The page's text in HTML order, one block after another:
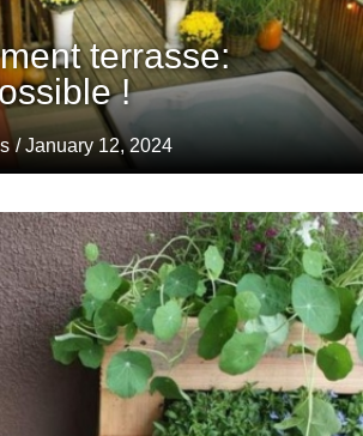
terrasse:
!
/ January 12, 2024